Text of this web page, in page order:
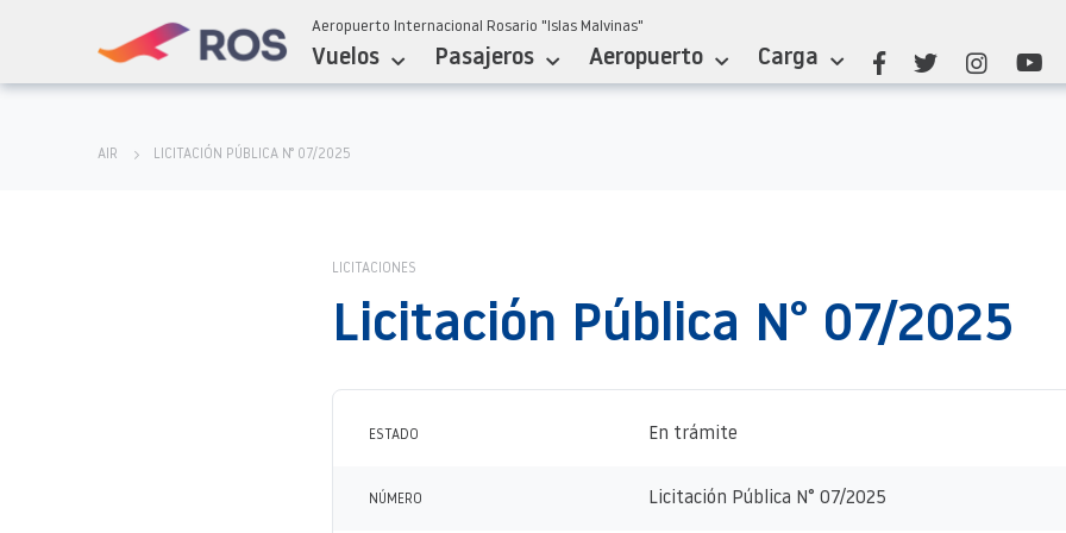
Aeropuerto Internacional Rosario "Islas Malvinas"
Vuelos Pasajeros Aeropuerto Carga
AIR LICITACIÓN PÚBLICA N° 07/2025
LICITACIONES
Licitación Pública N° 07/2025
ESTADO En trámite
NÚMERO Licitación Pública N° 07/2025